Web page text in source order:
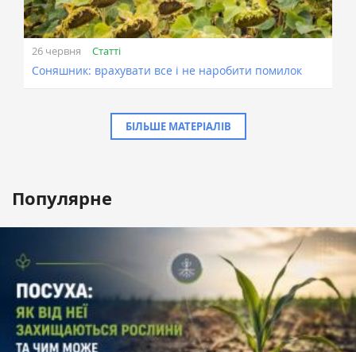
26 червня Статті
Соняшник: врахувати все і не наробити помилок
БІЛЬШЕ МАТЕРІАЛІВ
Популярне